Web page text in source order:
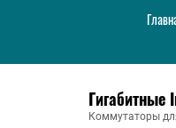
Гигабитные
Коммутаторы